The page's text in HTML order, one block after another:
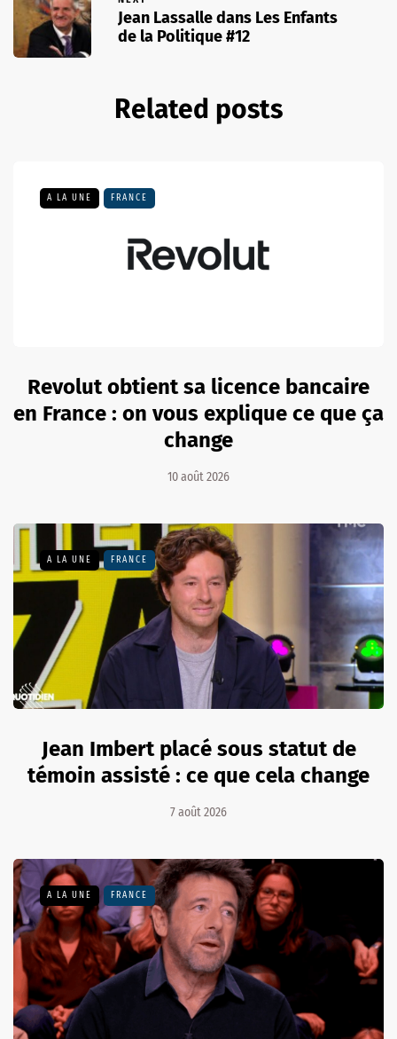
Jean Lassalle dans Les Enfants
de la Politique #12
Related posts
A LA UNE FRANCE
Revolut obtient sa licence bancaire
en France : on vous explique ce que ça
change
10 août 2026
A LA UNE FRANCE
Jean Imbert placé sous statut de
témoin assisté : ce que cela change
7 août 2026
A LA UNE FRANCE